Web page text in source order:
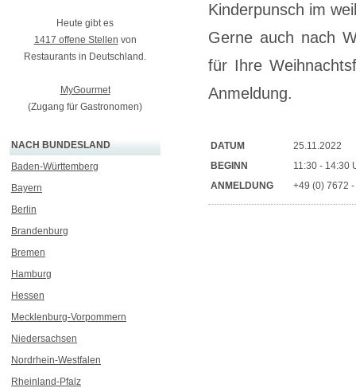
Heute gibt es
1417 offene Stellen von
Restaurants in Deutschland.
MyGourmet
(Zugang für Gastronomen)
NACH BUNDESLAND
Baden-Württemberg
Bayern
Berlin
Brandenburg
Bremen
Hamburg
Hessen
Mecklenburg-Vorpommern
Niedersachsen
Nordrhein-Westfalen
Rheinland-Pfalz
Kinderpunsch im
Gerne auch nach
für Ihre
Anmeldung.
DATUM
25.11.2022
BEGINN
11:30 - 14:30
ANMELDUNG
+49 (0) 7672